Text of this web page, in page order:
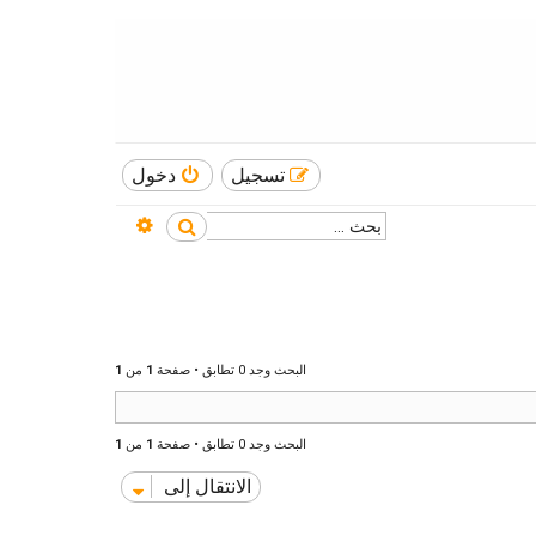
دخول تسجيل
بحث
البحث وجد 0 تطابق • صفحة 1 من 1
البحث وجد 0 تطابق • صفحة 1 من 1
الانتقال إلى